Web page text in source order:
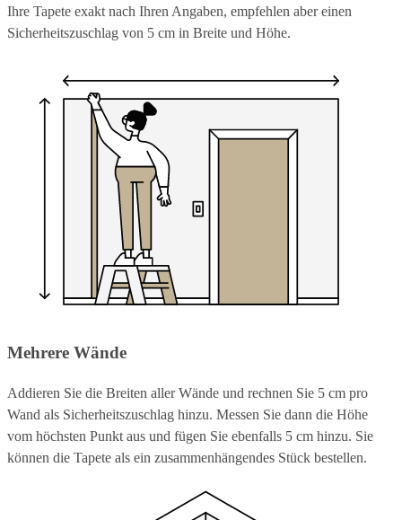
Ihre Tapete exakt nach Ihren Angaben, empfehlen aber einen
Sicherheitszuschlag von 5 cm in Breite und Höhe.
Mehrere Wände
Addieren Sie die Breiten aller Wände und rechnen Sie 5 cm pro
Wand als Sicherheitszuschlag hinzu. Messen Sie dann die Höhe
vom höchsten Punkt aus und fügen Sie ebenfalls 5 cm hinzu. Sie
können die Tapete als ein zusammenhängendes Stück bestellen.